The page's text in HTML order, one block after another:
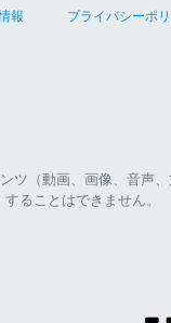
報 プライバシーポ
ツ（動画、画像、音声
ることはできません。